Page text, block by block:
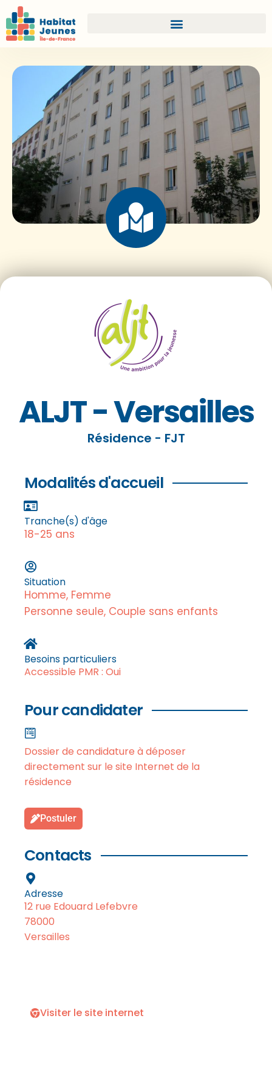
ALJT - Versailles
Résidence - FJT
Modalités d'accueil
Tranche(s) d'âge
18-25 ans
Situation
Homme, Femme
Personne seule, Couple sans enfants
Besoins particuliers
Accessible PMR : Oui
Pour candidater
Dossier de candidature à déposer
directement sur le site Internet de la
résidence
Postuler
Contacts
Adresse
12 rue Edouard Lefebvre
78000
Versailles
Visiter le site internet